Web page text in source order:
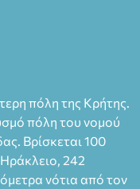
πόλη της Κρήτης.
πόλη του νομού
Βρίσκεται 100
242
νότια από τον